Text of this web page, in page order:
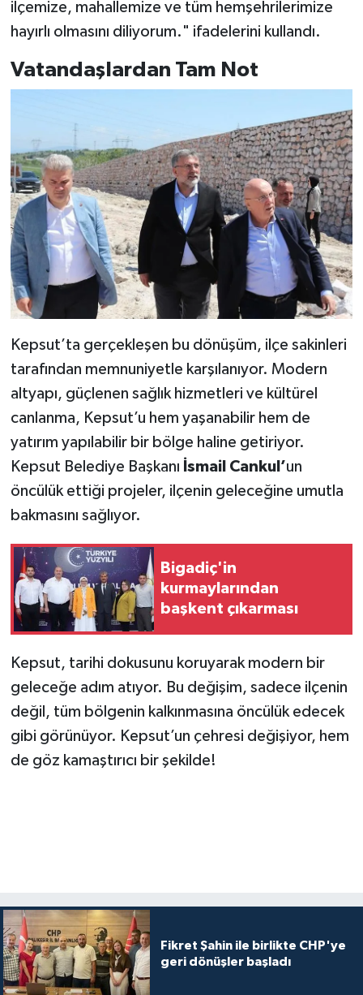
ilçemize, mahallemize ve tüm hemşehrilerimize
hayırlı olmasını diliyorum." ifadelerini kullandı.
Vatandaşlardan Tam Not
Kepsut’ta gerçekleşen bu dönüşüm, ilçe sakinleri
tarafından memnuniyetle karşılanıyor. Modern
altyapı, güçlenen sağlık hizmetleri ve kültürel
canlanma, Kepsut’u hem yaşanabilir hem de
yatırım yapılabilir bir bölge haline getiriyor.
Kepsut Belediye Başkanı İsmail Cankul’un
öncülük ettiği projeler, ilçenin geleceğine umutla
bakmasını sağlıyor.
Bigadiç'in
kurmaylarından
başkent çıkarması
Kepsut, tarihi dokusunu koruyarak modern bir
geleceğe adım atıyor. Bu değişim, sadece ilçenin
değil, tüm bölgenin kalkınmasına öncülük edecek
gibi görünüyor. Kepsut’un çehresi değişiyor, hem
de göz kamaştırıcı bir şekilde!
Fikret Şahin ile birlikte CHP'ye
geri dönüşler başladı